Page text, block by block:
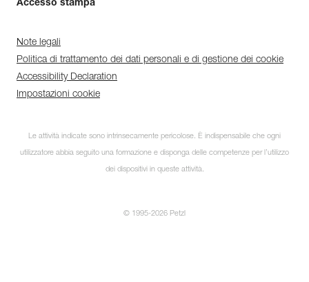
Accesso stampa
Note legali
Politica di trattamento dei dati personali e di gestione dei cookie
Accessibility Declaration
Impostazioni cookie
Le attività indicate sono intrinsecamente pericolose. È indispensabile che ogni
utilizzatore abbia seguito una formazione e disponga delle competenze per l’utilizzo
dei dispositivi in queste attività.
© 1995-2026 Petzl